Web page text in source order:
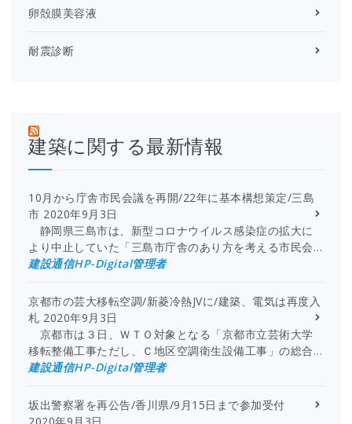
卵殻膜美容液
耐震診断
建築に関する最新情報
10月から庁舎市民会議を再開/22年に基本構想策定/三島
市 2020年9月3日
静岡県三島市は、新型コロナウイルス感染症の拡大に
より中止していた「三島市庁舎のあり方を考える市民会…
建設通信HP-Digital管理者
京都市の芸大移転空調/新菱冷熱JVに/建築、電気は再度入
札 2020年9月3日
京都市は３日、ＷＴＯ対象となる「京都市立芸術大学
移転整備工事ただし、Ｃ地区空調衛生設備工事」の総合…
建設通信HP-Digital管理者
坂出警察署を再公告/香川県/9月15日まで参加受付